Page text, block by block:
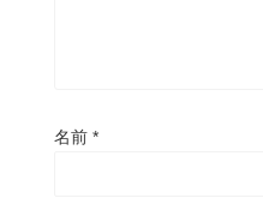
名前 *